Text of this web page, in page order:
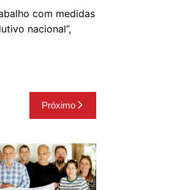
com medidas
nacional”,
Próximo